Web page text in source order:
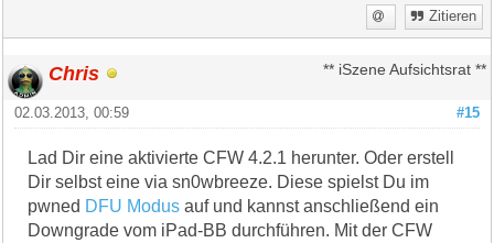
Zitieren
Chris ** iSzene Aufsichtsrat **
#15
02.03.2013, 00:59
Lad Dir eine aktivierte CFW 4.2.1 herunter. Oder erstell
Dir selbst eine via sn0wbreeze. Diese spielst Du im
pwned DFU Modus auf und kannst anschließend ein
Downgrade vom iPad-BB durchführen. Mit der CFW